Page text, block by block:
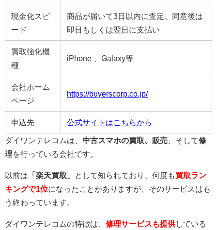
現金化スピ
ード
商品が届いて3日以内に査定、同意後は
即日もしくは翌日に支払い
買取強化機
種
iPhone 、Galaxy等
会社ホーム
ページ
https://buyerscorp.co.jp/
申込先 公式サイトはこちらから
ダイワンテレコムは、 中古スマホの買取、販売 、そして修
理を行っている会社です。
以前は 「楽天買取」 として知られており、何度も買取ラン
キングで1位になったことがありますが、そのサービスはも
う終わっています。
ダイワンテレコムの特徴は、 修理サービスも提供している